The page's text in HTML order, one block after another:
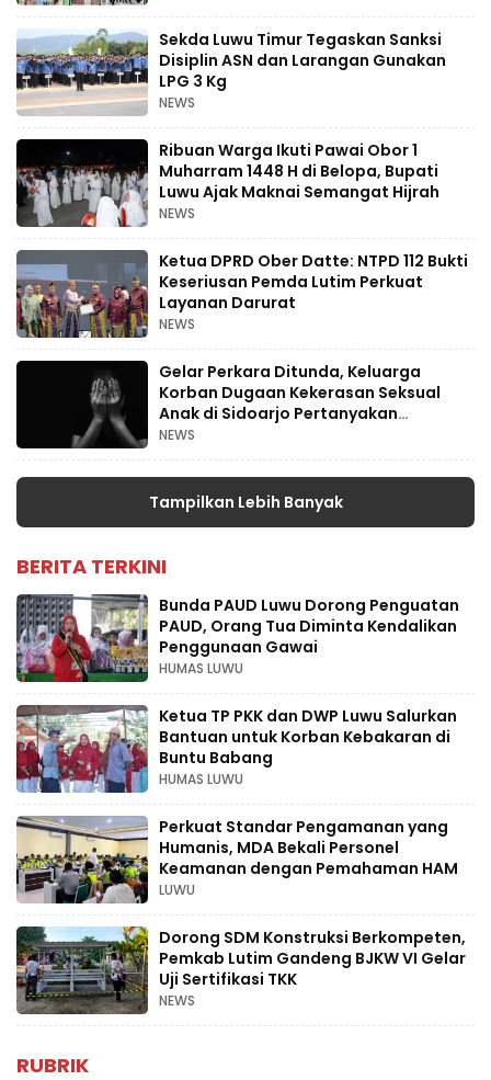
Sekda Luwu Timur Tegaskan Sanksi
Disiplin ASN dan Larangan Gunakan
LPG 3 Kg
NEWS
Ribuan Warga Ikuti Pawai Obor 1
Muharram 1448 H di Belopa, Bupati
Luwu Ajak Maknai Semangat Hijrah
NEWS
Ketua DPRD Ober Datte: NTPD 112 Bukti
Keseriusan Pemda Lutim Perkuat
Layanan Darurat
NEWS
Gelar Perkara Ditunda, Keluarga
Korban Dugaan Kekerasan Seksual
Anak di Sidoarjo Pertanyakan
Kepastian Hukum
NEWS
Tampilkan Lebih Banyak
BERITA TERKINI
Bunda PAUD Luwu Dorong Penguatan
PAUD, Orang Tua Diminta Kendalikan
Penggunaan Gawai
HUMAS LUWU
Ketua TP PKK dan DWP Luwu Salurkan
Bantuan untuk Korban Kebakaran di
Buntu Babang
HUMAS LUWU
Perkuat Standar Pengamanan yang
Humanis, MDA Bekali Personel
Keamanan dengan Pemahaman HAM
LUWU
Dorong SDM Konstruksi Berkompeten,
Pemkab Lutim Gandeng BJKW VI Gelar
Uji Sertifikasi TKK
NEWS
RUBRIK